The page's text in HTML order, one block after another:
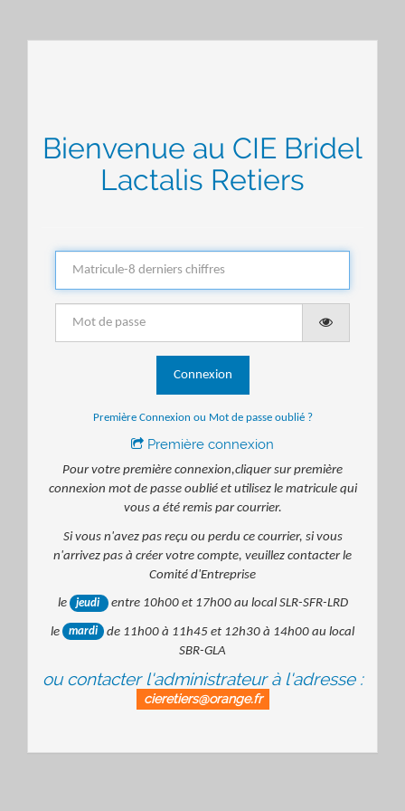
Bienvenue au CIE Bridel
Lactalis Retiers
Connexion
Première Connexion ou Mot de passe oublié ?
 Première connexion
Pour votre première connexion,cliquer sur première
connexion mot de passe oublié et utilisez le matricule qui
vous a été remis par courrier.
Si vous n'avez pas reçu ou perdu ce courrier, si vous
n'arrivez pas à créer votre compte, veuillez contacter le
Comité d'Entreprise
le jeudi entre 10h00 et 17h00 au local SLR-SFR-LRD
le mardi
de 11h00 à 11h45 et 12h30 à 14h00 au local
SBR-GLA
ou contacter l'administrateur à l'adresse :
cieretiers@orange.fr